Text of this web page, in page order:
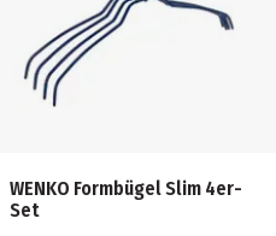
WENKO Formbügel Slim 4er-
Set